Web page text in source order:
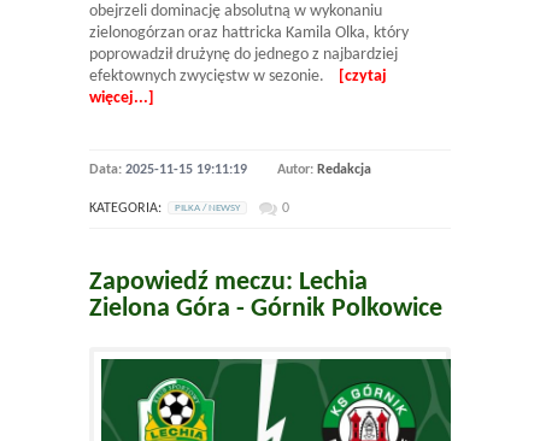
obejrzeli dominację absolutną w wykonaniu
zielonogórzan oraz hattricka Kamila Olka, który
poprowadził drużynę do jednego z najbardziej
efektownych zwycięstw w sezonie.
[czytaj
więcej...]
Data: 2025-11-15 19:11:19 Autor: Redakcja
KATEGORIA: PILKA / NEWSY 0
Zapowiedź meczu: Lechia
Zielona Góra - Górnik Polkowice